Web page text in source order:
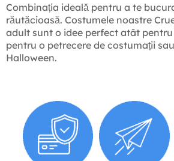
Combinația ideală pentru a te
răutăcioasă. Costumele noastre
adult sunt o idee perfect atât
pentru o petrecere de costumații
Halloween.